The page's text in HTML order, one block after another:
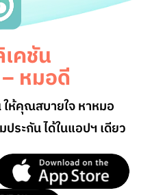
คชัน
หมอดี
ห้คุณสบายใจ หาหมอ
ระกัน ได้ในแอปฯ เดียว